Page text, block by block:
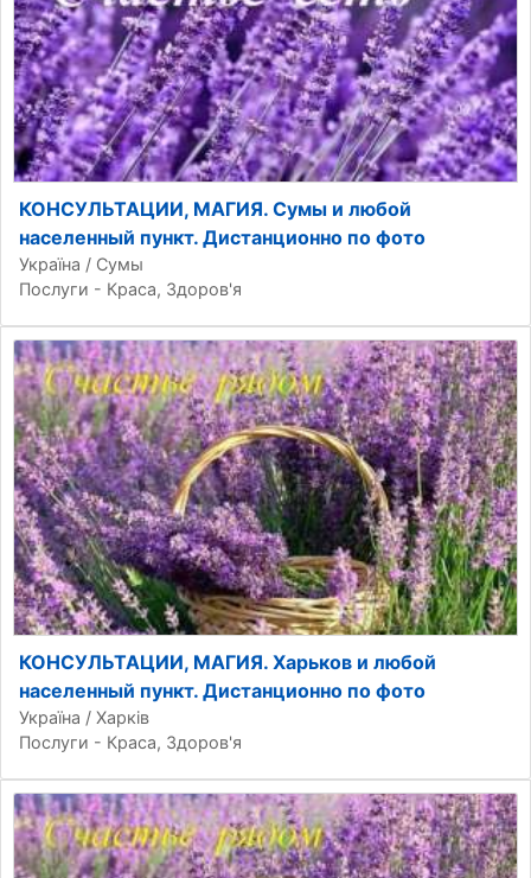
КОНСУЛЬТАЦИИ, МАГИЯ. Сумы и любой
населенный пункт. Дистанционно по фото
Україна / Сумы
Послуги - Краса, Здоров'я
КОНСУЛЬТАЦИИ, МАГИЯ. Харьков и любой
населенный пункт. Дистанционно по фото
Україна / Харків
Послуги - Краса, Здоров'я